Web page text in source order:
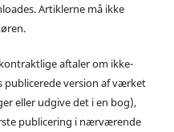
Artiklerne må ikke
aftaler om ikke-
version af værket
eller udgive det i en bog),
publicering i nærværende